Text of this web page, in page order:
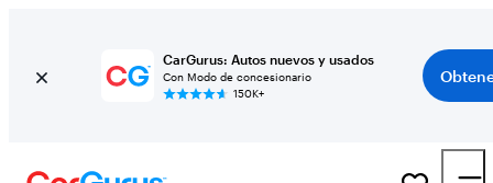
CarGurus: Autos nuevos y usados
Con Modo de concesionario
150K+